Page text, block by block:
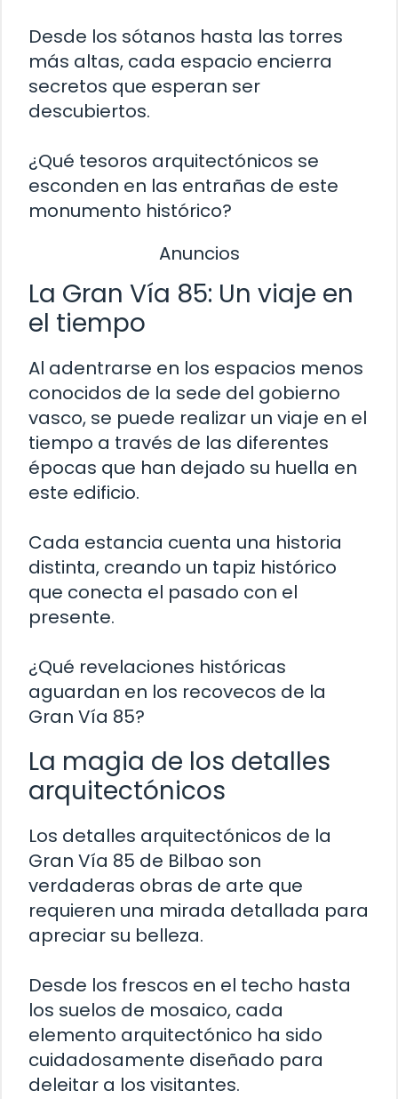
Desde los sótanos hasta las torres
más altas, cada espacio encierra
secretos que esperan ser
descubiertos.
¿Qué tesoros arquitectónicos se
esconden en las entrañas de este
monumento histórico?
Anuncios
La Gran Vía 85: Un viaje en
el tiempo
Al adentrarse en los espacios menos
conocidos de la sede del gobierno
vasco, se puede realizar un viaje en el
tiempo a través de las diferentes
épocas que han dejado su huella en
este edificio.
Cada estancia cuenta una historia
distinta, creando un tapiz histórico
que conecta el pasado con el
presente.
¿Qué revelaciones históricas
aguardan en los recovecos de la
Gran Vía 85?
La magia de los detalles
arquitectónicos
Los detalles arquitectónicos de la
Gran Vía 85 de Bilbao son
verdaderas obras de arte que
requieren una mirada detallada para
apreciar su belleza.
Desde los frescos en el techo hasta
los suelos de mosaico, cada
elemento arquitectónico ha sido
cuidadosamente diseñado para
deleitar a los visitantes.